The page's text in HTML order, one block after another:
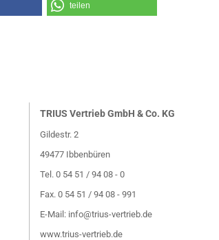
teilen
TRIUS Vertrieb GmbH & Co. KG
Gildestr. 2
49477 Ibbenbüren
Tel. 0 54 51 / 94 08 - 0
Fax. 0 54 51 / 94 08 - 991
E-Mail: info@trius-vertrieb.de
www.trius-vertrieb.de